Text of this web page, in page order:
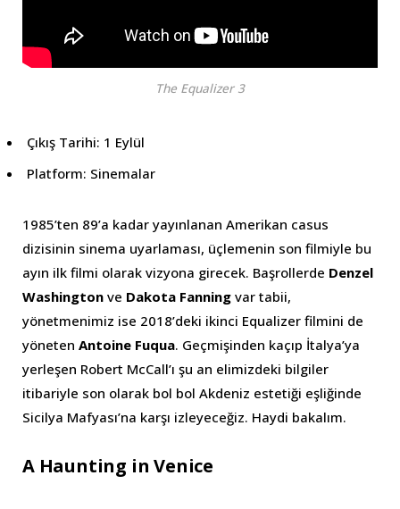
The Equalizer 3
Çıkış Tarihi: 1 Eylül
Platform: Sinemalar
1985’ten 89’a kadar yayınlanan Amerikan casus
dizisinin sinema uyarlaması, üçlemenin son filmiyle bu
ayın ilk filmi olarak vizyona girecek. Başrollerde Denzel
Washington ve Dakota Fanning var tabii,
yönetmenimiz ise 2018’deki ikinci Equalizer filmini de
yöneten Antoine Fuqua. Geçmişinden kaçıp İtalya’ya
yerleşen Robert McCall’ı şu an elimizdeki bilgiler
itibariyle son olarak bol bol Akdeniz estetiği eşliğinde
Sicilya Mafyası’na karşı izleyeceğiz. Haydi bakalım.
A Haunting in Venice